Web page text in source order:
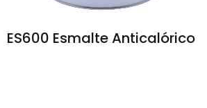
ES600 Esmalte Anticalórico